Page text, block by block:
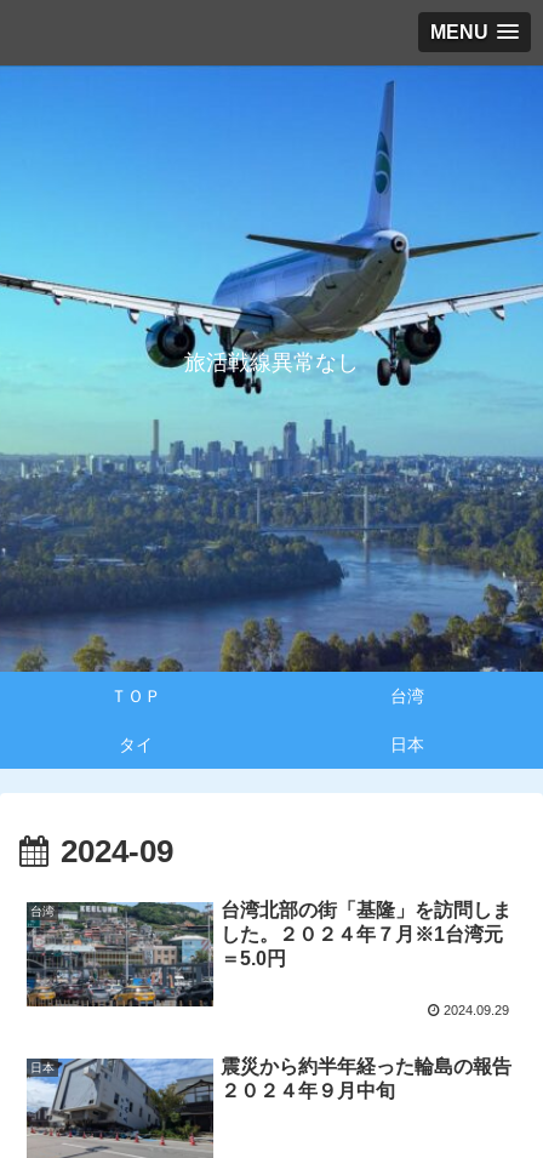
MENU
旅活戦線異常なし
ＴＯＰ 台湾
タイ 日本
2024-09
台湾
台湾北部の街「基隆」を訪問しま
した。２０２４年７月※1台湾元
＝5.0円
2024.09.29
日本
震災から約半年経った輪島の報告
２０２４年９月中旬